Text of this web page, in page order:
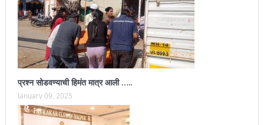
प्रश्न सोडवण्याची हिमंत मात्र आली …..
January 09, 2025